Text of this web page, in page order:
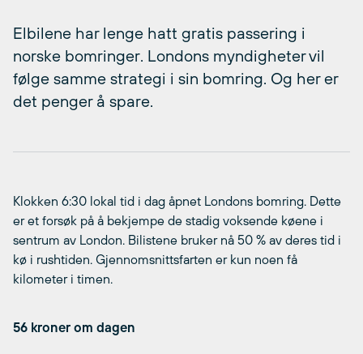
Elbilene har lenge hatt gratis passering i
norske bomringer. Londons myndigheter vil
følge samme strategi i sin bomring. Og her er
det penger å spare.
Klokken 6:30 lokal tid i dag åpnet Londons bomring. Dette
er et forsøk på å bekjempe de stadig voksende køene i
sentrum av London. Bilistene bruker nå 50 % av deres tid i
kø i rushtiden. Gjennomsnittsfarten er kun noen få
kilometer i timen.
56 kroner om dagen